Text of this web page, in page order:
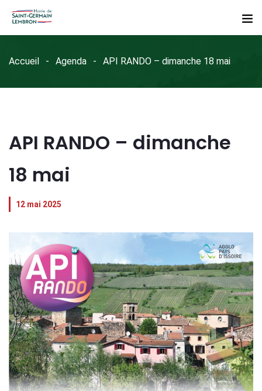
Accueil Agenda API RANDO – dimanche 18 mai
API RANDO – dimanche
18 mai
12 mai 2025